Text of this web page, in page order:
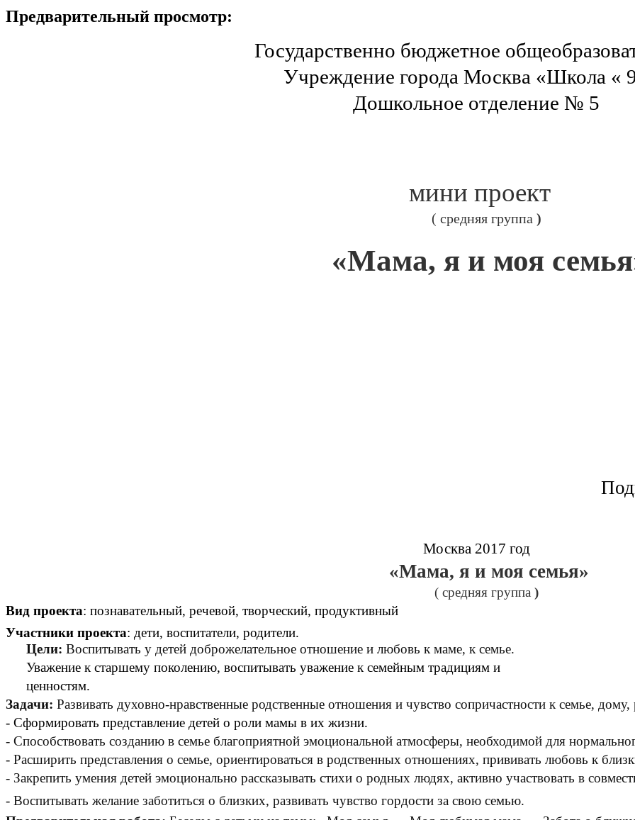
Предварительный просмотр:
Государственно бюджетное
Учреждение города Москва «Школа «
Дошкольное отделение № 5
мини проект
( средняя группа )
«Мама, я и моя
Москва 2017 год
«Мама, я и моя семья»
( средняя группа )
Вид проекта: познавательный, речевой, творческий, продуктивный
Участники проекта: дети, воспитатели, родители.
Цели: Воспитывать у детей доброжелательное отношение и любовь к маме, к семье.
Уважение к старшему поколению, воспитывать уважение к семейным традициям и
ценностям.
Задачи: Развивать духовно-нравственные родственные отношения и чувство сопричастности к семье,
- Сформировать представление детей о роли мамы в их жизни.
- Способствовать созданию в семье благоприятной эмоциональной атмосферы, необходимой для
- Расширить представления о семье, ориентироваться в родственных отношениях, прививать любовь к
- Закрепить умения детей эмоционально рассказывать стихи о родных людях, активно участвовать в
- Воспитывать желание заботиться о близких, развивать чувство гордости за свою семью.